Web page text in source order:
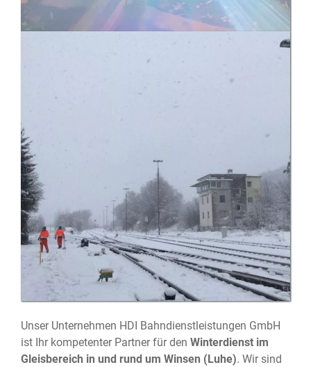
Unser Unternehmen HDI Bahndienstleistungen GmbH
ist Ihr kompetenter Partner für den Winterdienst im
Gleisbereich in und rund um Winsen (Luhe). Wir sind